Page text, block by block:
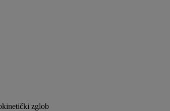
zglob